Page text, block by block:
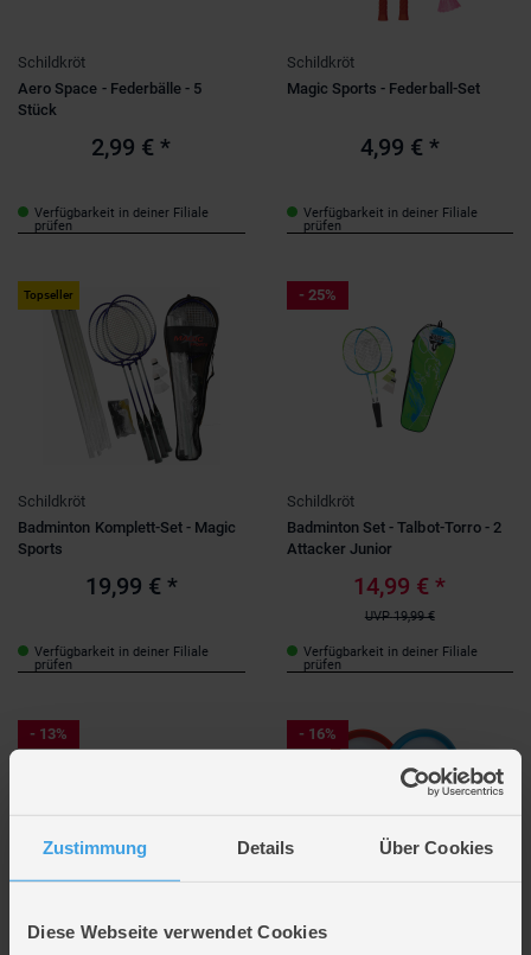
Zustimmung Details Über Cookies
Diese Webseite verwendet Cookies
Schildkröt
Aero Space - Federbälle - 5
Stück
2,99 € *
Verfügbarkeit in deiner Filiale
prüfen
Schildkröt
Magic Sports - Federball-Set
4,99 € *
Verfügbarkeit in deiner Filiale
prüfen
Topseller
Schildkröt
Badminton Komplett-Set - Magic
Sports
19,99 € *
Verfügbarkeit in deiner Filiale
prüfen
- 25%
Schildkröt
Badminton Set - Talbot-Torro - 2
Attacker Junior
14,99 € *
UVP 19,99 €
Verfügbarkeit in deiner Filiale
prüfen
- 13%
Schildkröt
- 16%
Schildkröt